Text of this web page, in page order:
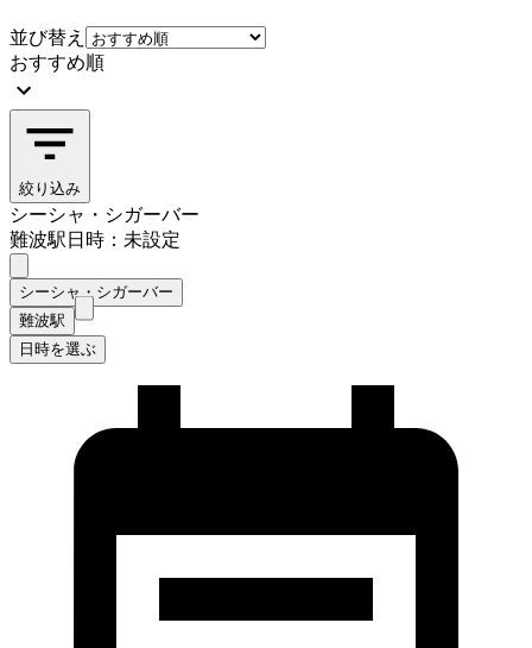
並び替え
おすすめ順
絞り込み
シーシャ・シガーバー
難波駅日時：未設定
シーシャ・シガーバー
難波駅
日時を選ぶ